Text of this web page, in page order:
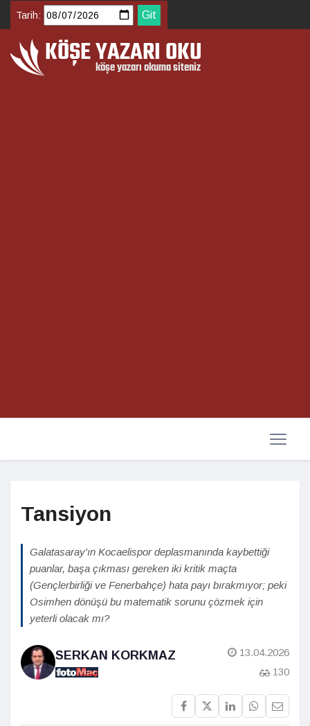
Tarih:
Tansiyon
Galatasaray'ın Kocaelispor deplasmanında kaybettiği
puanlar, başa çıkması gereken iki kritik maçta
(Gençlerbirliği ve Fenerbahçe) hata payı bırakmıyor; peki
Osimhen dönüşü bu matematik sorunu çözmek için
yeterli olacak mı?
SERKAN KORKMAZ
13.04.2026
130